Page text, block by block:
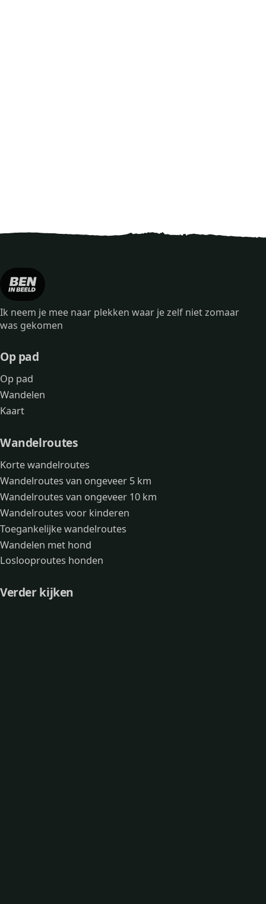
Ik neem je mee naar plekken waar je zelf niet zomaar
was gekomen
Op pad
Op pad
Wandelen
Kaart
Wandelroutes
Korte wandelroutes
Wandelroutes van ongeveer 5 km
Wandelroutes van ongeveer 10 km
Wandelroutes voor kinderen
Toegankelijke wandelroutes
Wandelen met hond
Loslooproutes honden
Verder kijken